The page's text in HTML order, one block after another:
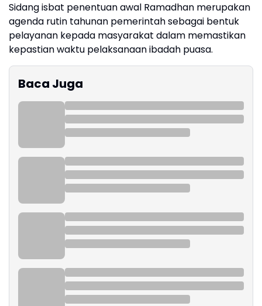
Sidang isbat penentuan awal Ramadhan merupakan
agenda rutin tahunan pemerintah sebagai bentuk
pelayanan kepada masyarakat dalam memastikan
kepastian waktu pelaksanaan ibadah puasa.
Baca Juga